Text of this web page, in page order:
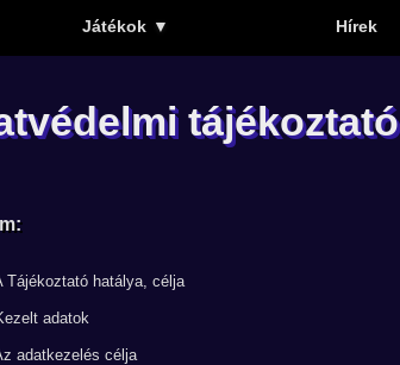
Játékok ▼ Hírek
tájékoztató
Tájékoztató hatálya, célja
adatok
adatkezelés célja